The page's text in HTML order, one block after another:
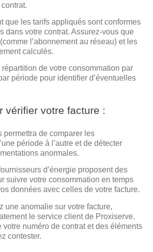
que les tarifs appliqués sont conformes
dans votre contrat. Assurez-vous que
l’abonnement au réseau) et les
calculés.
de votre consommation par
période pour identifier d’éventuelles
vérifier votre facture :
permettra de comparer les
période à l’autre et de détecter
anormales.
d’énergie proposent des
suivre votre consommation en temps
données avec celles de votre facture.
une anomalie sur votre facture,
le service client de Proxiserve.
votre numéro de contrat et des éléments
contester.